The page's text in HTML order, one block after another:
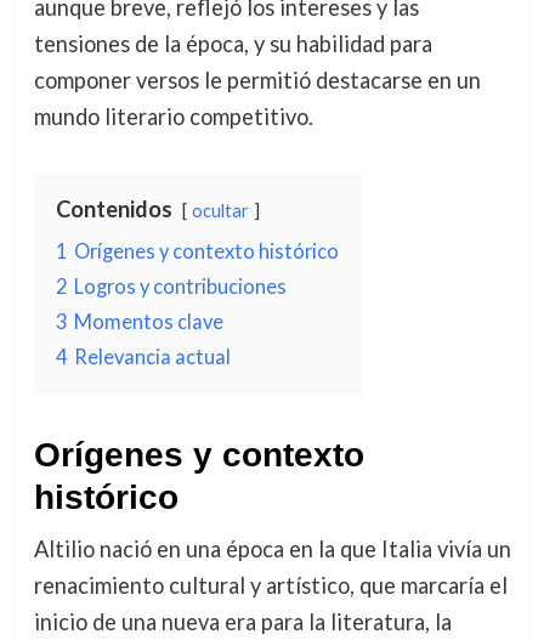
aunque breve, reflejó los intereses y las
tensiones de la época, y su habilidad para
componer versos le permitió destacarse en un
mundo literario competitivo.
Contenidos ocultar
1 Orígenes y contexto histórico
2 Logros y contribuciones
3 Momentos clave
4 Relevancia actual
Orígenes y contexto
histórico
Altilio nació en una época en la que Italia vivía un
renacimiento cultural y artístico, que marcaría el
inicio de una nueva era para la literatura, la